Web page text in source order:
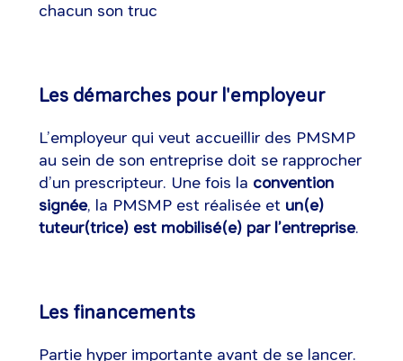
chacun son truc
Les démarches pour l'employeur
L’employeur qui veut accueillir des PMSMP
au sein de son entreprise doit se rapprocher
d’un prescripteur. Une fois la convention
signée, la PMSMP est réalisée et un(e)
tuteur(trice) est mobilisé(e) par l’entreprise.
Les financements
Partie hyper importante avant de se lancer.